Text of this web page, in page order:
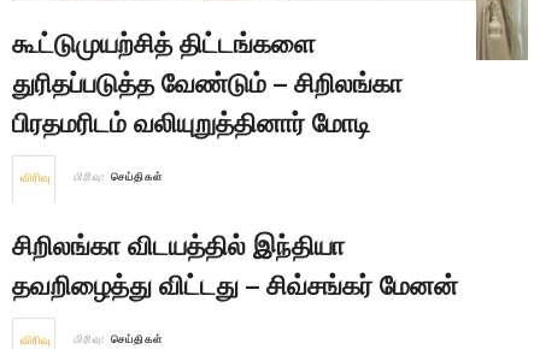
கூட்டுமுயற்சித் திட்டங்களை
துரிதப்படுத்த வேண்டும் – சிறிலங்கா
பிரதமரிடம் வலியுறுத்தினார் மோடி
விரிவு பிரிவு: செய்திகள்
சிறிலங்கா விடயத்தில் இந்தியா
தவறிழைத்து விட்டது – சிவ்சங்கர் மேனன்
விரிவு பிரிவு: செய்திகள்